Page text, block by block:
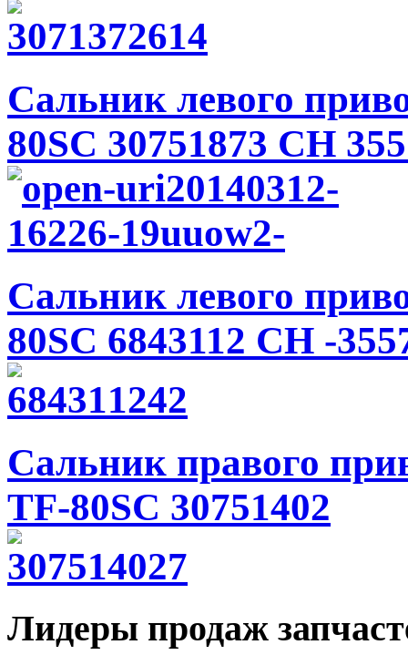
Сальник левого
80SC 30751873 CH
Сальник левого
80SC 6843112 CH -
Сальник правого
TF-80SC 30751402
Лидеры продаж